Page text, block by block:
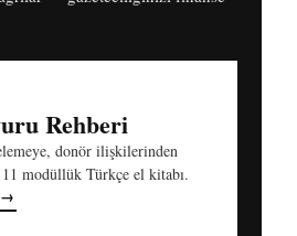
Rehberi
donör ilişkilerinden
11 modüllük Türkçe el kitabı.
→